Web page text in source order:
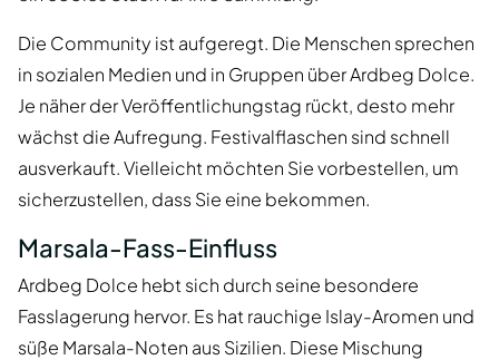
Die Community ist aufgeregt. Die Menschen sprechen
in sozialen Medien und in Gruppen über Ardbeg Dolce.
Je näher der Veröffentlichungstag rückt, desto mehr
wächst die Aufregung. Festivalflaschen sind schnell
ausverkauft. Vielleicht möchten Sie vorbestellen, um
sicherzustellen, dass Sie eine bekommen.
Marsala-Fass-Einfluss
Ardbeg Dolce hebt sich durch seine besondere
Fasslagerung hervor. Es hat rauchige Islay-Aromen und
süße Marsala-Noten aus Sizilien. Diese Mischung